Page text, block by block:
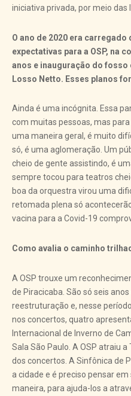
iniciativa privada, por meio das
O ano de 2020 era carregado
expectativas para a OSP, na
anos e inauguração do
Losso Netto. Esses planos
Ainda é uma incógnita. Essa
com muitas pessoas, mas
uma maneira geral, é muito
só, é uma aglomeração. Um
cheio de gente assistindo, é
sempre tocou para teatros
boa da orquestra virou uma
retomada plena só
vacina para a Covid-19
Como avalia o caminho
A OSP trouxe um
de Piracicaba. São só seis
reestruturação e, nesse
nos concertos, quatro
Internacional de Inverno de
Sala São Paulo. A OSP atraiu
dos concertos. A Sinfônica de
a cidade e é preciso pensar
maneira, para ajuda-los a